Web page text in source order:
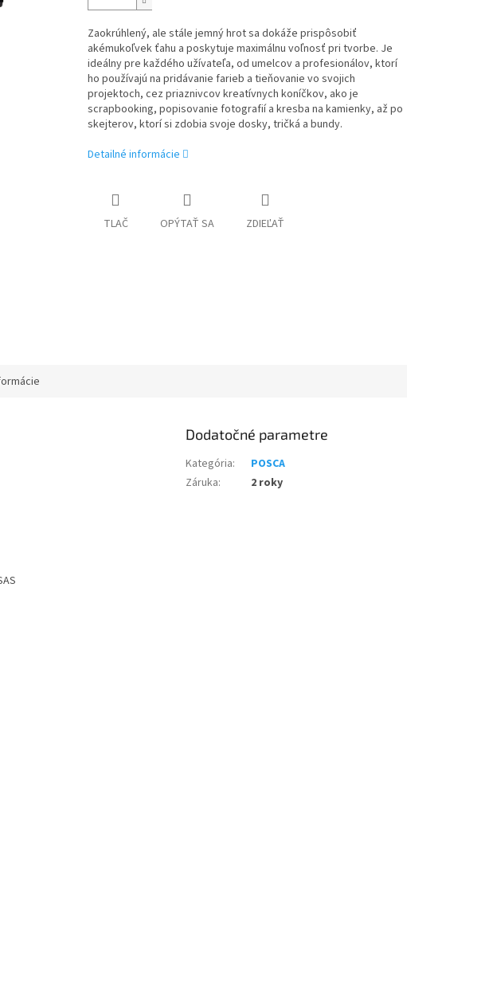
Zaokrúhlený, ale stále jemný hrot sa dokáže prispôsobiť
akémukoľvek ťahu a poskytuje maximálnu voľnosť pri tvorbe. Je
ideálny pre každého užívateľa, od umelcov a profesionálov, ktorí
ho používajú na pridávanie farieb a tieňovanie vo svojich
projektoch, cez priaznivcov kreatívnych koníčkov, ako je
scrapbooking, popisovanie fotografií a kresba na kamienky, až po
skejterov, ktorí si zdobia svoje dosky, tričká a bundy.
Detailné informácie
TLAČ OPÝTAŤ SA ZDIEĽAŤ
Dodatočné parametre
Kategória:
POSCA
Záruka: 2 roky